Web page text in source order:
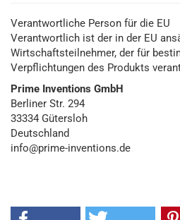
Verantwortliche Person für die EU
Verantwortlich ist der in der EU
Wirtschaftsteilnehmer, der für
Verpflichtungen des Produkts
Prime Inventions GmbH
Berliner Str. 294
33334 Gütersloh
Deutschland
info@prime-inventions.de